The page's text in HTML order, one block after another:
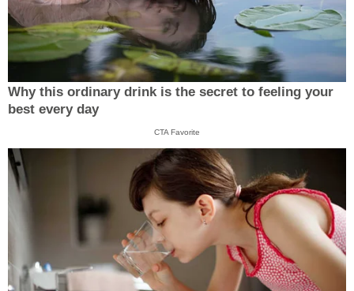
Why this ordinary drink is the secret to feeling your
best every day
CTA Favorite